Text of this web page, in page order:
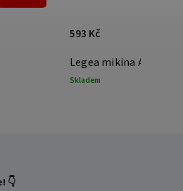
Legea mikina Alabama
Skladem
593 Kč
👇